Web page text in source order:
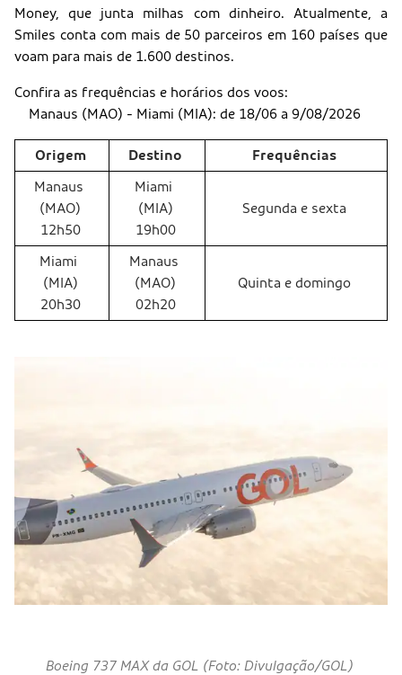
Money, que junta milhas com dinheiro. Atualmente, a
Smiles conta com mais de 50 parceiros em 160 países que
voam para mais de 1.600 destinos.
Confira as frequências e horários dos voos:
Manaus (MAO) - Miami (MIA): de 18/06 a 9/08/2026
Origem Destino Frequências
Manaus
(MAO)
12h50
Miami
(MIA)
19h00
Segunda e sexta
Miami
(MIA)
20h30
Manaus
(MAO)
02h20
Quinta e domingo
Boeing 737 MAX da GOL (Foto: Divulgação/GOL)